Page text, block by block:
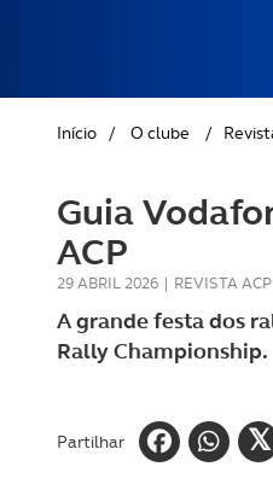
GOLFE
AUTOCARAVANISMO
Início / O clube /
Guia
ACP
29 ABRIL 2026 | REVISTA ACP
A grande festa dos
Rally Championship.
Partilhar